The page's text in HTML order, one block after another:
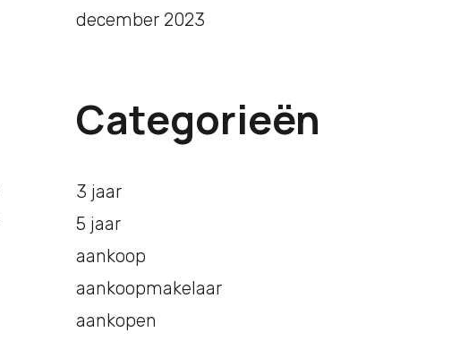
december 2023
Categorieën
3 jaar
5 jaar
aankoop
aankoopmakelaar
aankopen